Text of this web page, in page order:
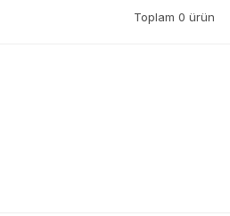
Toplam 0 ürün